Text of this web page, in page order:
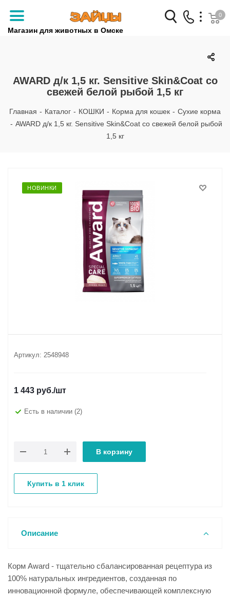
Магазин для животных в Омске
Заказать звонок
+7 (3812) 79-04-04
+7 (950) 959-88-32
0
AWARD д/к 1,5 кг. Sensitive Skin&Coat со
свежей белой рыбой 1,5 кг
Главная - Каталог - КОШКИ - Корма для кошек - Сухие корма
- AWARD д/к 1,5 кг. Sensitive Skin&Coat со свежей белой рыбой
1,5 кг
НОВИНКИ
Артикул: 2548948
1 443 руб./шт
Есть в наличии (2)
В корзину
Купить в 1 клик
Описание
Корм Award - тщательно сбалансированная рецептура из
100% натуральных ингредиентов, созданная по
инновационной формуле, обеспечивающей комплексную